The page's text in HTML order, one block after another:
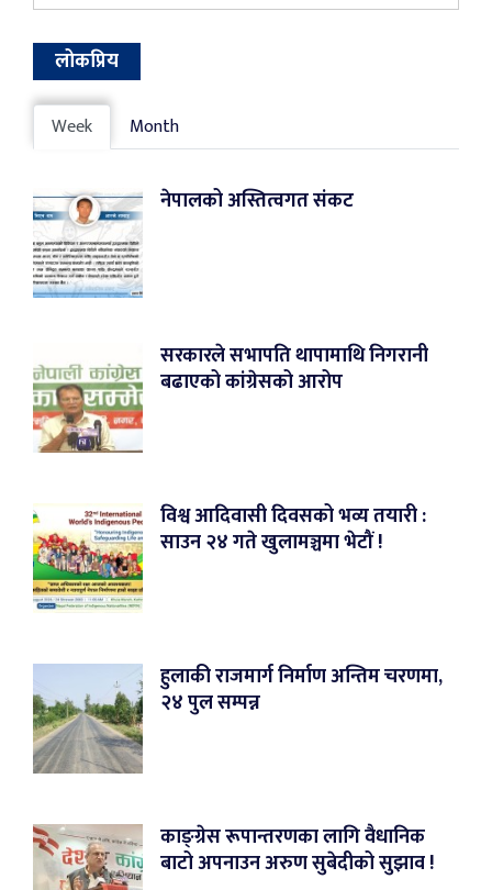
लोकप्रिय
Week Month
नेपालको अस्तित्वगत संकट
सरकारले सभापति थापामाथि निगरानी
बढाएको कांग्रेसको आरोप
विश्व आदिवासी दिवसको भव्य तयारी :
साउन २४ गते खुलामञ्चमा भेटौं !
हुलाकी राजमार्ग निर्माण अन्तिम चरणमा,
२४ पुल सम्पन्न
काङ्ग्रेस रूपान्तरणका लागि वैधानिक
बाटो अपनाउन अरुण सुबेदीको सुझाव !